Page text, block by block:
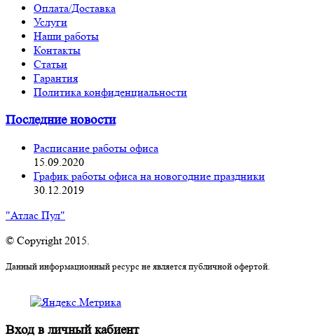
Оплата/Доставка
Услуги
Наши работы
Контакты
Статьи
Гарантия
Политика конфиденциальности
Последние новости
Расписание работы офиса
15.09.2020
График работы офиса на новогодние праздники
30.12.2019
"Атлас Пул"
© Copyright 2015.
Данный информационный ресурс не является публичной офертой.
Вход в личный кабиент